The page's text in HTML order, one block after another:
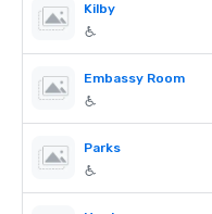
Kilby
Embassy Room
Parks